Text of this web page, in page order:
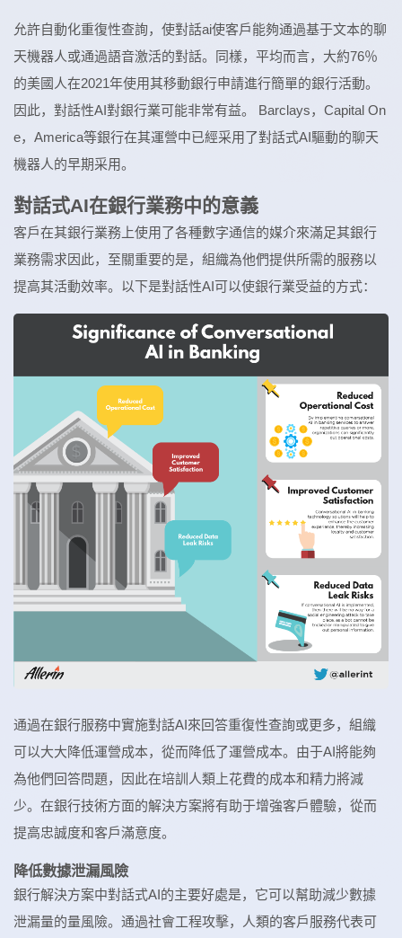
允許自動化重復性查詢，使對話ai使客戶能夠通過基于文本的聊
天機器人或通過語音激活的對話。同樣，平均而言，大約76％
的美國人在2021年使用其移動銀行申請進行簡單的銀行活動。
因此，對話性AI對銀行業可能非常有益。 Barclays，Capital On
e，America等銀行在其運營中已經采用了對話式AI驅動的聊天
機器人的早期采用。
對話式AI在銀行業務中的意義
客戶在其銀行業務上使用了各種數字通信的媒介來滿足其銀行
業務需求因此，至關重要的是，組織為他們提供所需的服務以
提高其活動效率。以下是對話性AI可以使銀行業受益的方式：
通過在銀行服務中實施對話AI來回答重復性查詢或更多，組織
可以大大降低運營成本，從而降低了運營成本。由于AI將能夠
為他們回答問題，因此在培訓人類上花費的成本和精力將減
少。在銀行技術方面的解決方案將有助于增強客戶體驗，從而
提高忠誠度和客戶滿意度。
降低數據泄漏風險
銀行解決方案中對話式AI的主要好處是，它可以幫助減少數據
泄漏量的量風險。通過社會工程攻擊，人類的客戶服務代表可